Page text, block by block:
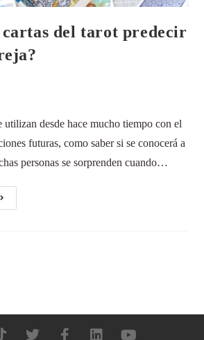
cartas del tarot predecir
utilizan desde hace mucho tiempo con el
futuras, como saber si se conocerá a
personas se sorprenden cuando…